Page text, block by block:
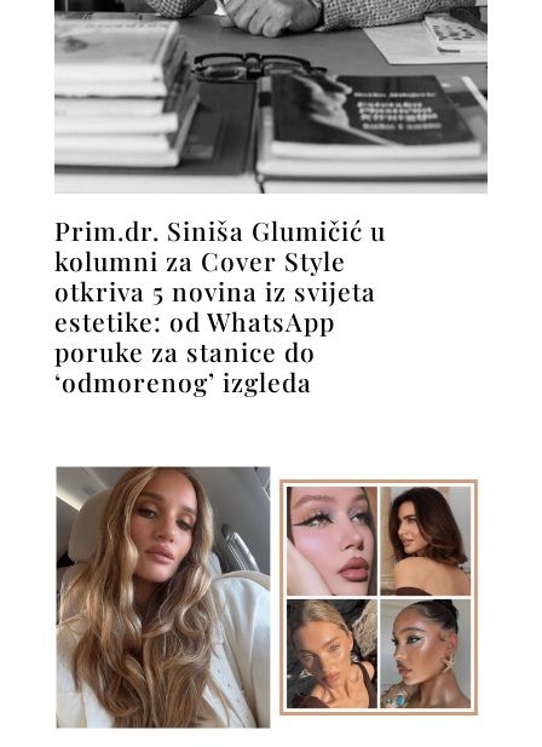
Prim.dr. Siniša Glumičić u
kolumni za Cover Style
otkriva 5 novina iz svijeta
estetike: od WhatsApp
poruke za stanice do
‘odmorenog’ izgleda